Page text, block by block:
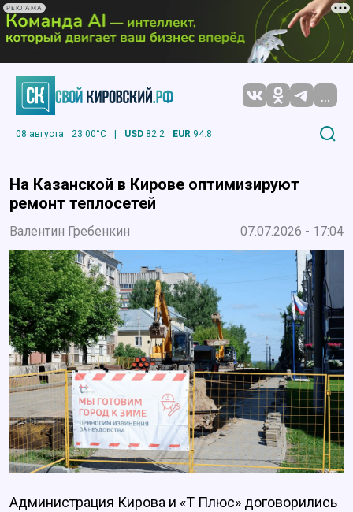
РЕКЛАМА
...
08 августа 23.00°C | USD 82.2 EUR 94.8
На Казанской в Кирове оптимизируют
ремонт теплосетей
Валентин Гребенкин 07.07.2026 - 17:04
Администрация Кирова и «Т Плюс» договорились